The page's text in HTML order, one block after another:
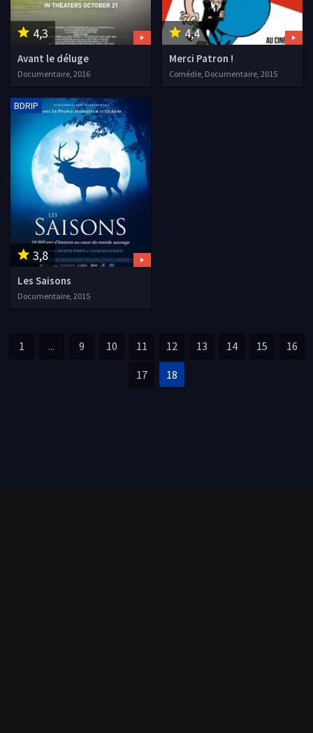
4,3
Avant le déluge
Documentaire, 2016
4,4
Merci Patron !
Comédie, Documentaire, 2015
3,8
BDRIP
Les Saisons
Documentaire, 2015
1 ... 9 10 11 12 13 14 15 16
17 18